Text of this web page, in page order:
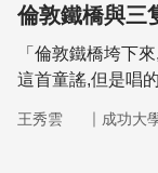
倫敦鐵橋與三
「倫敦鐵橋垮下
這首童謠,但是唱
下來」? 歌詞裡面
王秀雲 ｜ 成功大